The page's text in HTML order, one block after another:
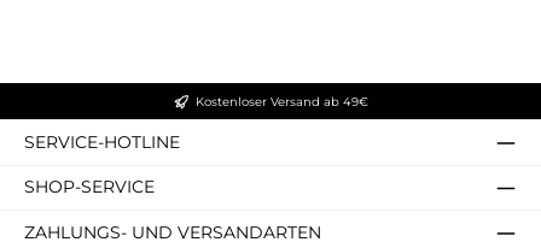
Kostenloser Versand ab 49€
SERVICE-HOTLINE
SHOP-SERVICE
ZAHLUNGS- UND VERSANDARTEN